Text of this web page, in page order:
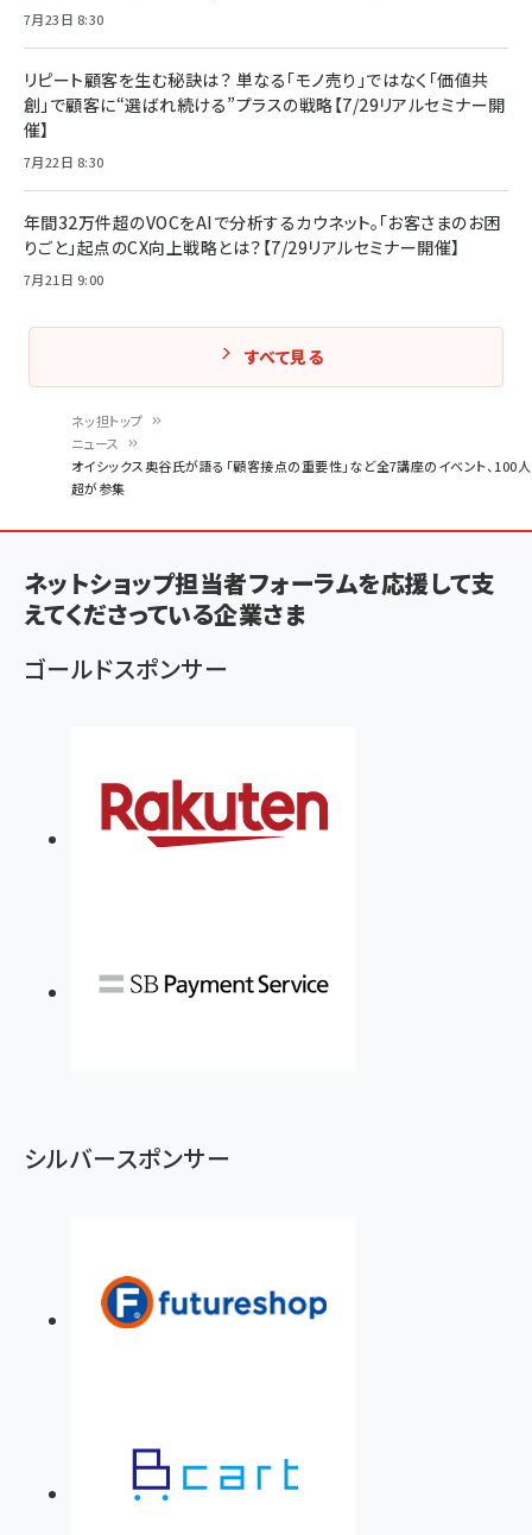
く
ず
ネッ担トップ
ニュース
オイシックス奥谷氏が語る「顧客接点の重要性」など全7講座のイベント、100人
超が参集
7月23日 8:30
リピート顧客を生む秘訣は？ 単なる「モノ売り」ではなく「価値共
創」で顧客に“選ばれ続ける”プラスの戦略【7/29リアルセミナー開
催】
7月22日 8:30
年間32万件超のVOCをAIで分析するカウネット。「お客さまのお困
りごと」起点のCX向上戦略とは？【7/29リアルセミナー開催】
7月21日 9:00
すべて見る
ネットショップ担当者フォーラムを応援して支
えてくださっている企業さま
ゴールドスポンサー
シルバースポンサー